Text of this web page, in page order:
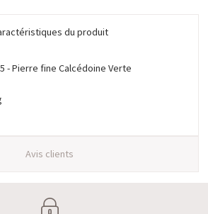
du produit
- Pierre fine Calcédoine Verte
Avis clients